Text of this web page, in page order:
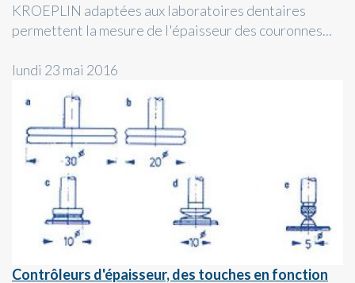
KROEPLIN adaptées aux laboratoires dentaires
permettent la mesure de l'épaisseur des couronnes...
lundi 23 mai 2016
Contrôleurs d'épaisseur, des touches en fonction